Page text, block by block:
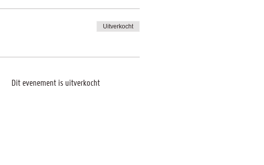
Uitverkocht
Dit evenement is uitverkocht